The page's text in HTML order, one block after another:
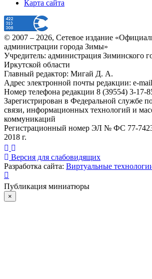
Карта сайта
© 2007 – 2026, Сетевое издание
администрации города Зимы»
Учредитель: администрация Зиминского
Иркутской области
Главный редактор: Мигай Д. А.
Адрес электронной почты редакции: e-
Номер телефона редакции 8 (39554) 3-17-
Зарегистрирован в Федеральной службе
связи, информационных технологий и
коммуникаций
Регистрационный номер ЭЛ № ФС 77-
2018 г.
Версия для слабовидящих
Разработка сайта: Виртуальные
Публикация миниатюры
×